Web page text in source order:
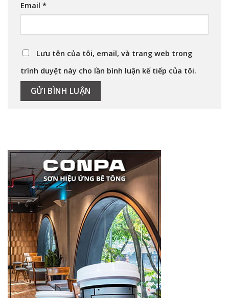
Email *
Lưu tên của tôi, email, và trang web trong
trình duyệt này cho lần bình luận kế tiếp của tôi.